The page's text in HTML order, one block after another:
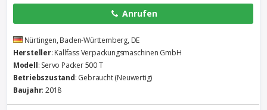
Anrufen
Nürtingen, Baden-Württemberg, DE
Hersteller: Kallfass Verpackungsmaschinen GmbH
Modell: Servo Packer 500 T
Betriebszustand: Gebraucht (Neuwertig)
Baujahr: 2018